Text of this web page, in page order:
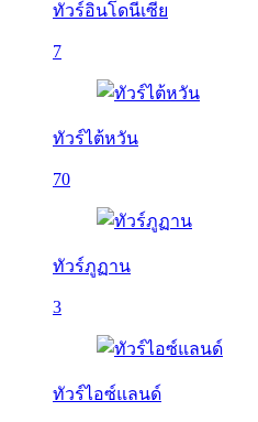
ทัวร์อินโดนีเซีย
7
ทัวร์ไต้หวัน
70
ทัวร์ภูฏาน
3
ทัวร์ไอซ์แลนด์